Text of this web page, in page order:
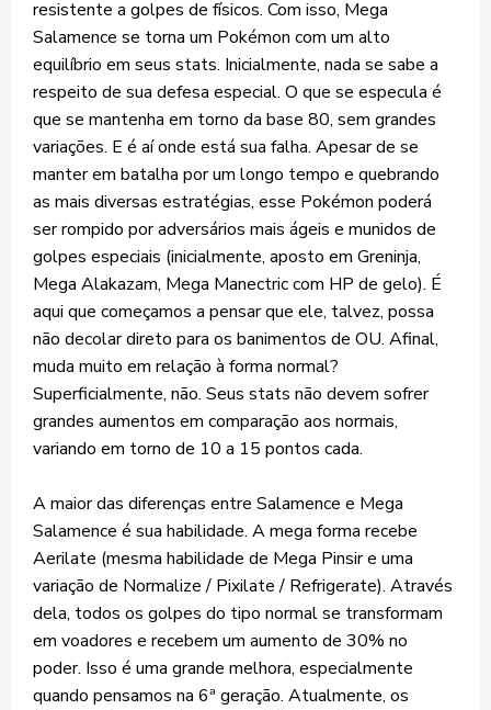
resistente a golpes de físicos. Com isso, Mega
Salamence se torna um Pokémon com um alto
equilíbrio em seus stats. Inicialmente, nada se sabe a
respeito de sua defesa especial. O que se especula é
que se mantenha em torno da base 80, sem grandes
variações. E é aí onde está sua falha. Apesar de se
manter em batalha por um longo tempo e quebrando
as mais diversas estratégias, esse Pokémon poderá
ser rompido por adversários mais ágeis e munidos de
golpes especiais (inicialmente, aposto em Greninja,
Mega Alakazam, Mega Manectric com HP de gelo). É
aqui que começamos a pensar que ele, talvez, possa
não decolar direto para os banimentos de OU. Afinal,
muda muito em relação à forma normal?
Superficialmente, não. Seus stats não devem sofrer
grandes aumentos em comparação aos normais,
variando em torno de 10 a 15 pontos cada.
A maior das diferenças entre Salamence e Mega
Salamence é sua habilidade. A mega forma recebe
Aerilate (mesma habilidade de Mega Pinsir e uma
variação de Normalize / Pixilate / Refrigerate). Através
dela, todos os golpes do tipo normal se transformam
em voadores e recebem um aumento de 30% no
poder. Isso é uma grande melhora, especialmente
quando pensamos na 6ª geração. Atualmente, os